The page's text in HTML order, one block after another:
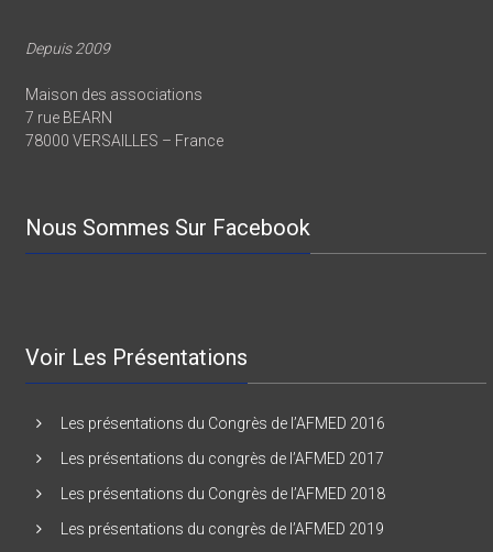
Depuis 2009
Maison des associations
7 rue BEARN
78000 VERSAILLES – France
Nous Sommes Sur Facebook
Voir Les Présentations
Les présentations du Congrès de l’AFMED 2016
Les présentations du congrès de l’AFMED 2017
Les présentations du Congrès de l’AFMED 2018
Les présentations du congrès de l’AFMED 2019